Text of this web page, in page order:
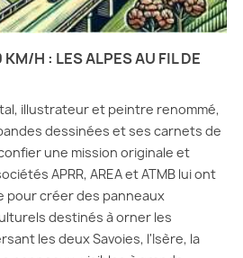
H : LES ALPES AU FIL DE
illustrateur et peintre renommé,
dessinées et ses carnets de
une mission originale et
APRR, AREA et ATMB lui ont
pour créer des panneaux
destinés à orner les
les deux Savoies, l'Isère, la